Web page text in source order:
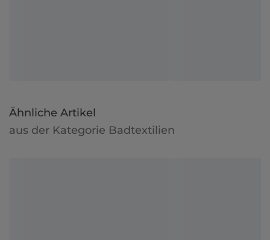
Ähnliche Artikel
aus der Kategorie Badtextilien